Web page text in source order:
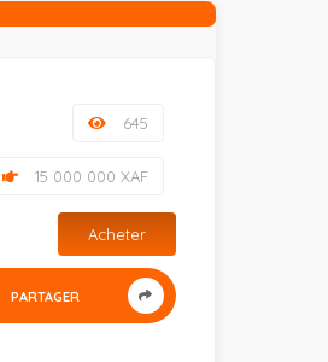
645
15 000 000 XAF
Acheter
PARTAGER